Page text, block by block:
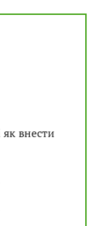
внести